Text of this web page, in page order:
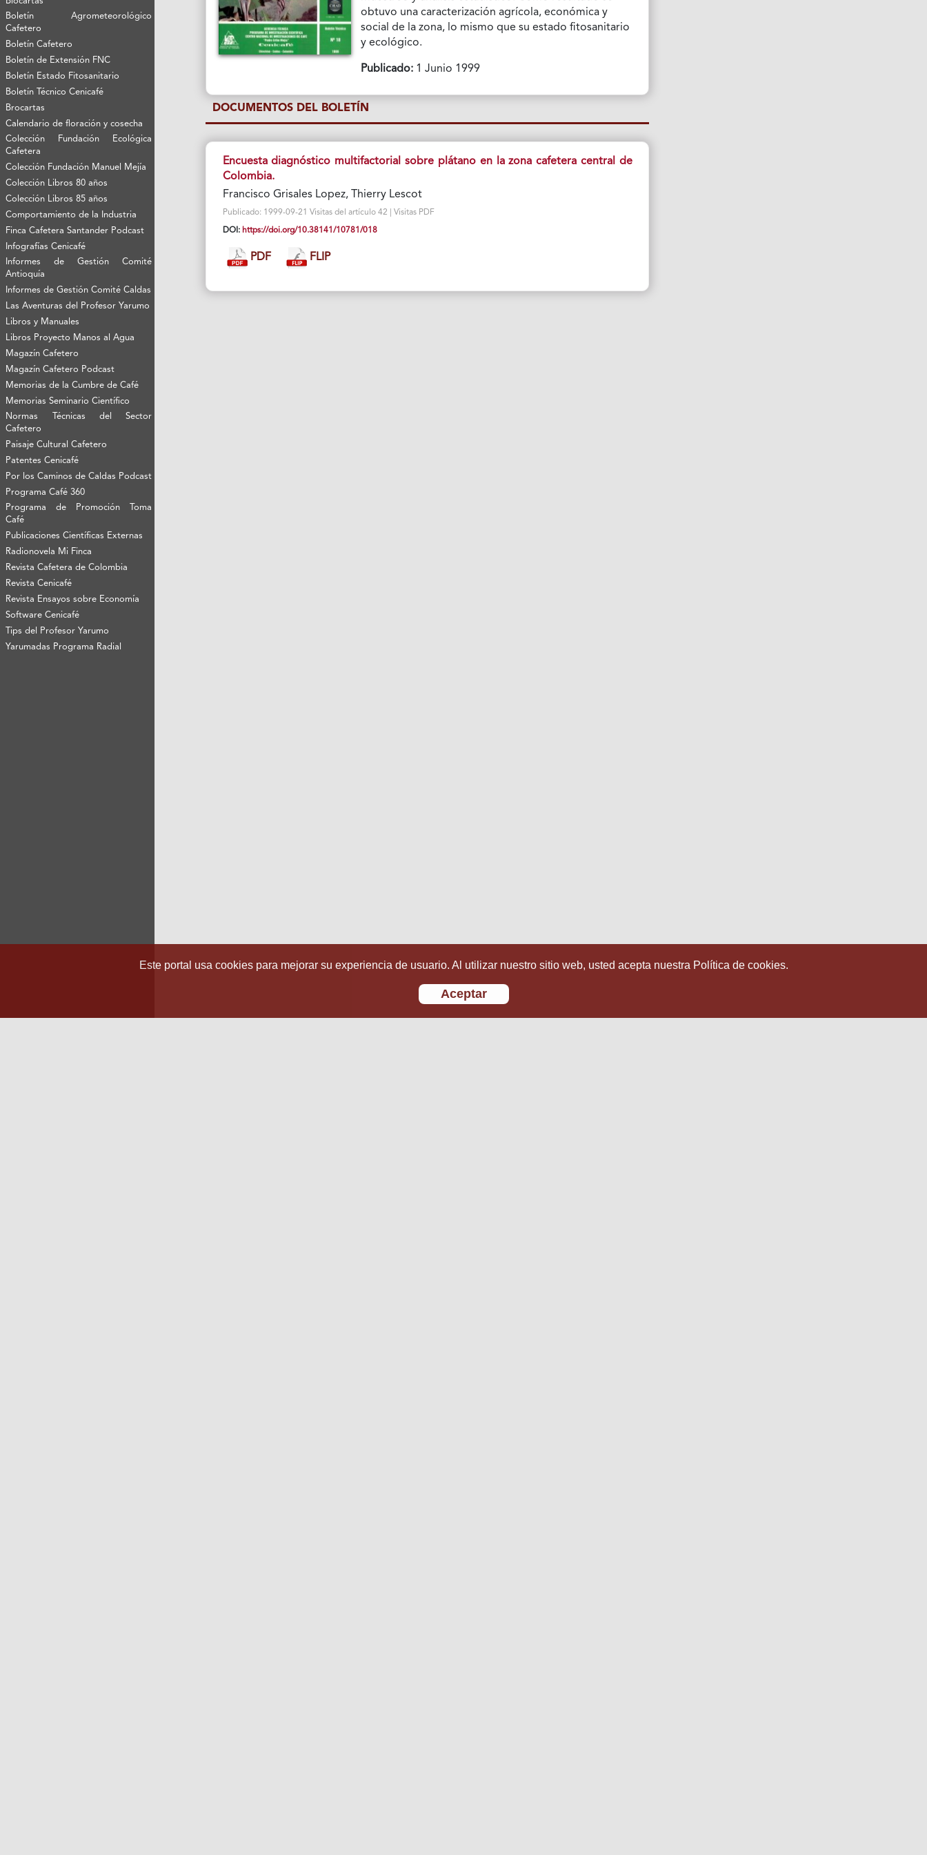
Boletín Agrometeorológico
Cafetero
Boletín Cafetero
Boletín de Extensión FNC
Boletín Estado Fitosanitario
Boletín Técnico Cenicafé
Brocartas
Calendario de floración y cosecha
Colección Fundación Ecológica
Cafetera
Colección Fundación Manuel Mejía
Colección Libros 80 años
Colección Libros 85 años
Comportamiento de la Industria
Finca Cafetera Santander Podcast
Infografías Cenicafé
Informes de Gestión Comité
Antioquía
Informes de Gestión Comité Caldas
Las Aventuras del Profesor Yarumo
Libros y Manuales
Libros Proyecto Manos al Agua
Magazín Cafetero
Magazín Cafetero Podcast
Memorias de la Cumbre de Café
Memorias Seminario Científico
Normas Técnicas del Sector
Cafetero
Paisaje Cultural Cafetero
Patentes Cenicafé
Por los Caminos de Caldas Podcast
Programa Café 360
Programa de Promoción Toma
Café
Publicaciones Científicas Externas
Radionovela Mi Finca
Revista Cafetera de Colombia
Revista Cenicafé
Revista Ensayos sobre Economía
Software Cenicafé
Tips del Profesor Yarumo
Yarumadas Programa Radial
obtuvo una caracterización agrícola, económica y
social de la zona, lo mismo que su estado fitosanitario
y ecológico.
Publicado: 1 Junio 1999
DOCUMENTOS DEL BOLETÍN
Encuesta diagnóstico multifactorial sobre plátano en la zona cafetera central de
Colombia.
Francisco Grisales Lopez, Thierry Lescot
Publicado: 1999-09-21 Visitas del artículo 42 | Visitas PDF
DOI: https://doi.org/10.38141/10781/018
PDF FLIP
Este portal usa cookies para mejorar su experiencia de usuario. Al utilizar nuestro sitio web, usted acepta nuestra Política de cookies.
Aceptar